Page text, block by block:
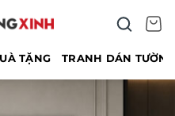
TẶNG TRANH DÁN